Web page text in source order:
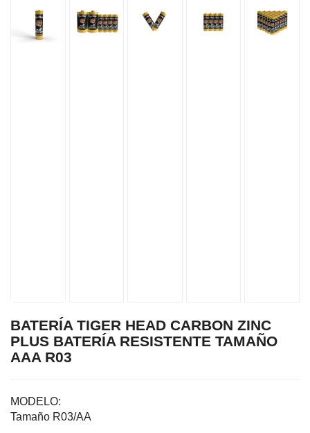
BATERÍA TIGER HEAD CARBON ZINC
PLUS BATERÍA RESISTENTE TAMAÑO
AAA R03
MODELO:
Tamaño R03/AA